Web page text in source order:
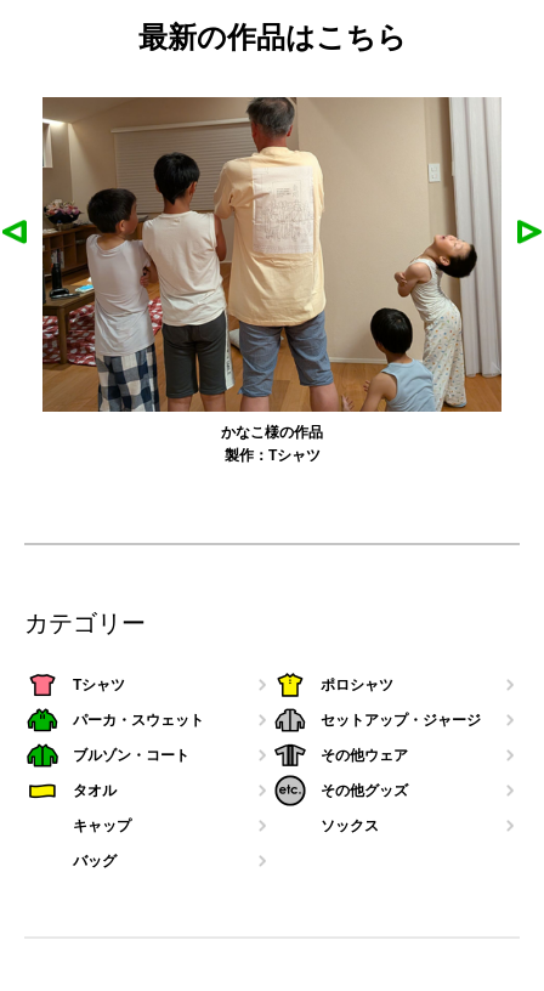
最新の作品はこちら
かなこ様の作品
製作： Tシャツ
カテゴリー
Tシャツ ポロシャツ
パーカ・スウェット セットアップ・ジャージ
ブルゾン・コート その他ウェア
タオル その他グッズ
キャップ ソックス
バッグ